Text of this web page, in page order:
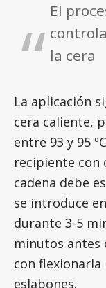
El
la cera
La aplicación
cera caliente,
entre 93 y 95
recipiente con
cadena debe
se introduce
durante 3-5
minutos antes
con
eslabones.